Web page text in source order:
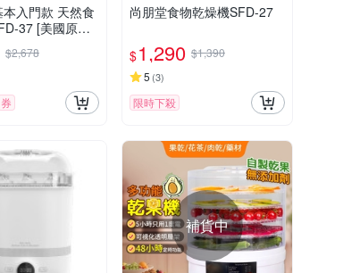
入門款 天然食
37 [美國原裝
$2,678
券
尚朋堂食物乾燥機SFD-27
$1,290 $1,390
5 (3)
限時下殺
補貨中